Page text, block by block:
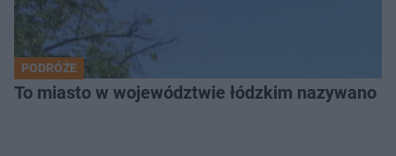
PODRÓŻE
To miasto w województwie łódzkim nazywano